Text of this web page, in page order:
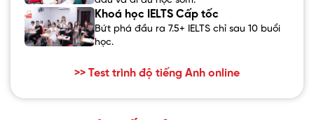
Khoá học IELTS Cấp tốc
Bứt phá đầu ra 7.5+ IELTS chỉ sau 10 buổi
học.
>> Test trình độ tiếng Anh online